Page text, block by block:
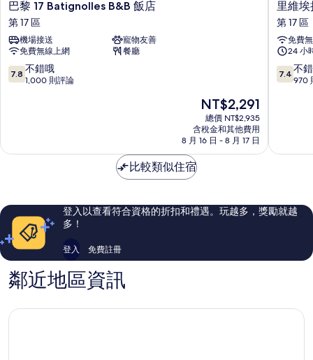
巴
黎
17
Batignolles
B&B
飯
店
巴黎 17 Batignolles B&B 飯店
第 17 區
機場接送
寵物友善
免費無線上網
餐廳
7.8
分，
錯
評
論
7.8 不錯哦
1,000 則評論
現
在
價
格
為
NT$2,291
總價 NT$2,935
含稅金和其他費用
8 月 16 日 - 8 月 17 日
里
維
埃
拉
麗
舍
飯
里維
第 17 區
免費
24 小
7.4
分，
錯
評
論
7.4 不
970
比較類似住宿
登入以查看符合資格的折扣和禮遇。玩越多，獎勵就越
多！
登入 免費註冊
鄰近地區資訊